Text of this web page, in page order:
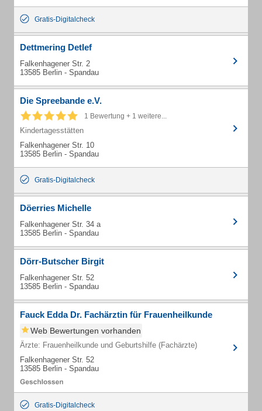
Gratis-Digitalcheck
Dettmering Detlef
Falkenhagener Str. 2
13585 Berlin - Spandau
Die Spreebande e.V.
1 Bewertung + 1 weitere...
Kindertagesstätten
Falkenhagener Str. 10
13585 Berlin - Spandau
Gratis-Digitalcheck
Döerries Michelle
Falkenhagener Str. 34 a
13585 Berlin - Spandau
Dörr-Butscher Birgit
Falkenhagener Str. 52
13585 Berlin - Spandau
Fauck Edda Dr. Fachärztin für Frauenheilkunde
Web Bewertungen vorhanden
Ärzte: Frauenheilkunde und Geburtshilfe (Fachärzte)
Falkenhagener Str. 52
13585 Berlin - Spandau
Gratis-Digitalcheck